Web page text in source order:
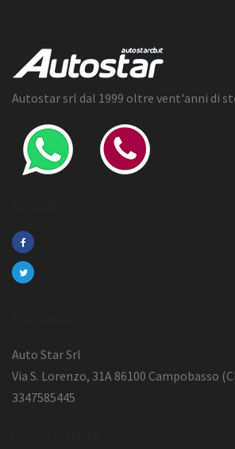
Autostar srl dal 1999 oltre vent'anni di
Auto Star Srl
Via S. Lorenzo, 31A 86100 Campobasso
3347585445